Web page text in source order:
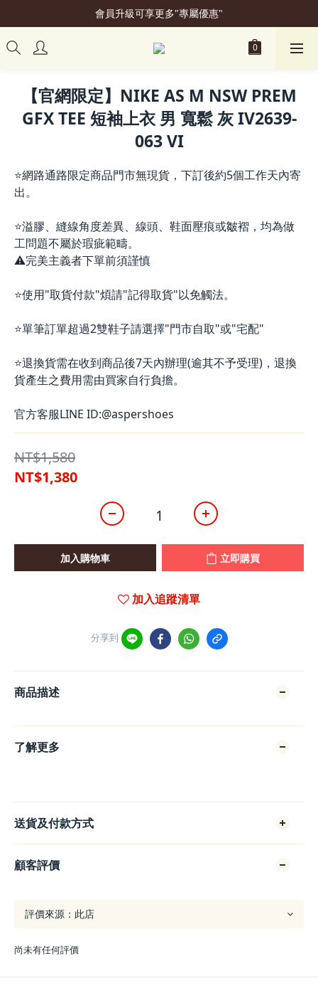
加入會員立即贈50元購物金
會員升級可享更多"專屬優惠"
加入會員立即贈50元購物金
【官網限定】NIKE AS M NSW PREM
GFX TEE 短袖上衣 男 寬鬆 灰 IV2639-
063 VI
⭐網路通路限定商品門市無現貨，下訂後約5個工作天內寄
出。
⭐溢膠、縫線角度差異、線頭、鞋面壓痕或皺褶，均為做
工問題不屬於瑕疵範疇。
⚠️完美主義者下單前須謹慎
⭐使用"取貨付款"煩請"記得取貨"以免觸法。
⭐單筆訂單超過2雙鞋子請選擇"門市自取"或"宅配"
⭐退換貨需在收到商品後7天內辦理(逾其不予受理)，退換
貨產生之費用需由買家自行負擔。
官方客服LINE ID:@aspershoes
NT$1,580
NT$1,380
加入購物車 立即購買
加入追蹤清單
分享到
商品描述
了解更多
送貨及付款方式
顧客評價
尚未有任何評價